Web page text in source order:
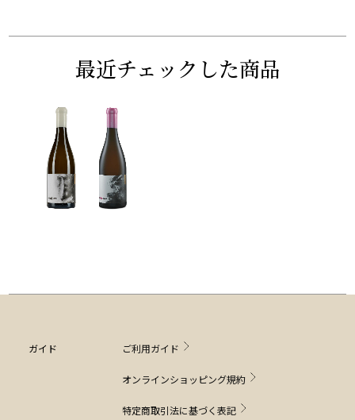
最近チェックした商品
ガイド ご利用ガイド
オンラインショッピング規約
特定商取引法に基づく表記